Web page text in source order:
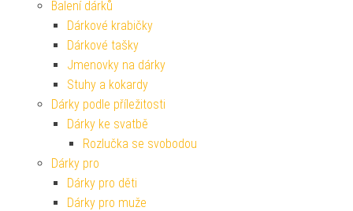
Balení dárků
Dárkové krabičky
Dárkové tašky
Jmenovky na dárky
Stuhy a kokardy
Dárky podle příležitosti
Dárky ke svatbě
Rozlučka se svobodou
Dárky pro
Dárky pro děti
Dárky pro muže